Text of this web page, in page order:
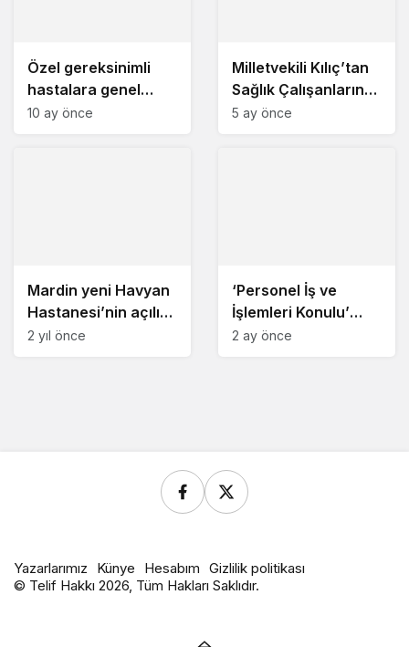
Özel gereksinimli
hastalara genel
anesteziyle diş
10 ay önce
Milletvekili Kılıç’tan
Sağlık Çalışanlarına
Tıp Bayramı Ziyareti
5 ay önce
Mardin yeni Havyan
Hastanesi’nin açılışı
yapıldı
2 yıl önce
‘Personel İş ve
İşlemleri Konulu’
eğitim proğramı
2 ay önce
Yazarlarımız Künye Hesabım Gizlilik politikası
© Telif Hakkı 2026, Tüm Hakları Saklıdır.